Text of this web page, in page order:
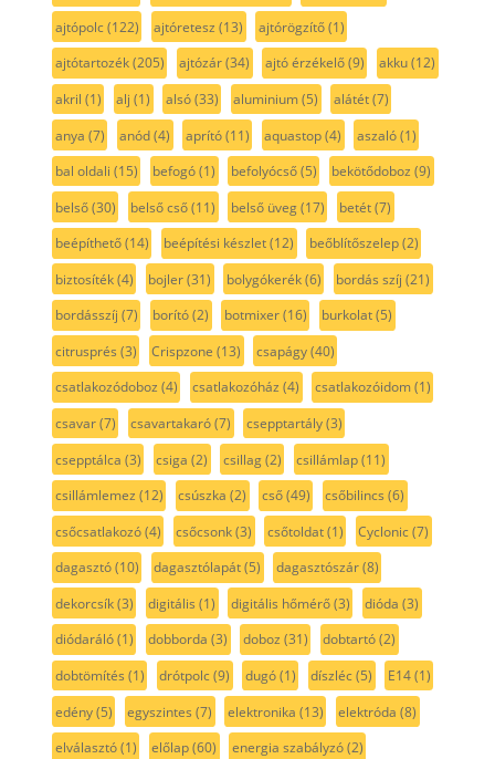
ajtópolc(122) ajtóretesz (13) ajtórögzítő(1)
ajtótartozék(205) ajtózár(34) ajtó érzékelő(9) akku(12)
akril (1) alj (1) alsó(33) aluminium(5) alátét(7)
anya (7) anód(4) aprító(11) aquastop(4) aszaló(1)
bal oldali (15) befogó(1) befolyócső(5) bekötődoboz (9)
belső(30) belső cső(11) belső üveg(17) betét(7)
beépíthető(14) beépítési készlet(12) beőblítőszelep(2)
biztosíték(4) bojler(31) bolygókerék(6) bordás szíj (21)
bordásszíj (7) borító(2) botmixer(16) burkolat(5)
citrusprés (3) Crispzone (13) csapágy(40)
csatlakozódoboz (4) csatlakozóház (4) csatlakozóidom(1)
csavar(7) csavartakaró(7) csepptartály(3)
csepptálca (3) csiga (2) csillag(2) csillámlap(11)
csillámlemez (12) csúszka (2) cső(49) csőbilincs (6)
csőcsatlakozó(4) csőcsonk(3) csőtoldat(1) Cyclonic(7)
dagasztó(10) dagasztólapát(5) dagasztószár(8)
dekorcsík(3) digitális (1) digitális hőmérő(3) dióda (3)
diódaráló(1) dobborda (3) doboz (31) dobtartó(2)
dobtömítés (1) drótpolc(9) dugó(1) díszléc(5) E14(1)
edény(5) egyszintes (7) elektronika (13) elektróda (8)
elválasztó(1) előlap(60) energia szabályzó(2)